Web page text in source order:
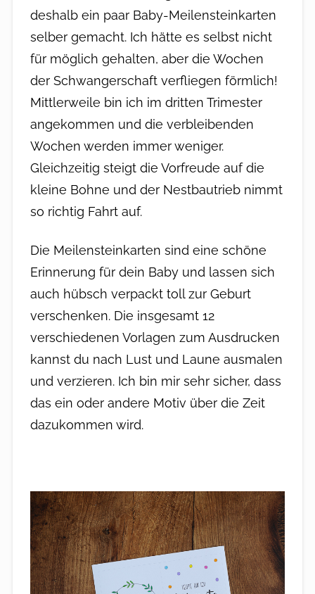
deshalb ein paar Baby-Meilensteinkarten
selber gemacht. Ich hätte es selbst nicht
für möglich gehalten, aber die Wochen
der Schwangerschaft verfliegen förmlich!
Mittlerweile bin ich im dritten Trimester
angekommen und die verbleibenden
Wochen werden immer weniger.
Gleichzeitig steigt die Vorfreude auf die
kleine Bohne und der Nestbautrieb nimmt
so richtig Fahrt auf.
Die Meilensteinkarten sind eine schöne
Erinnerung für dein Baby und lassen sich
auch hübsch verpackt toll zur Geburt
verschenken. Die insgesamt 12
verschiedenen Vorlagen zum Ausdrucken
kannst du nach Lust und Laune ausmalen
und verzieren. Ich bin mir sehr sicher, dass
das ein oder andere Motiv über die Zeit
dazukommen wird.